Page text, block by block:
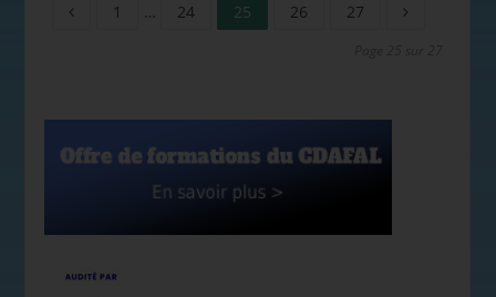
1 … 24 25 26 27